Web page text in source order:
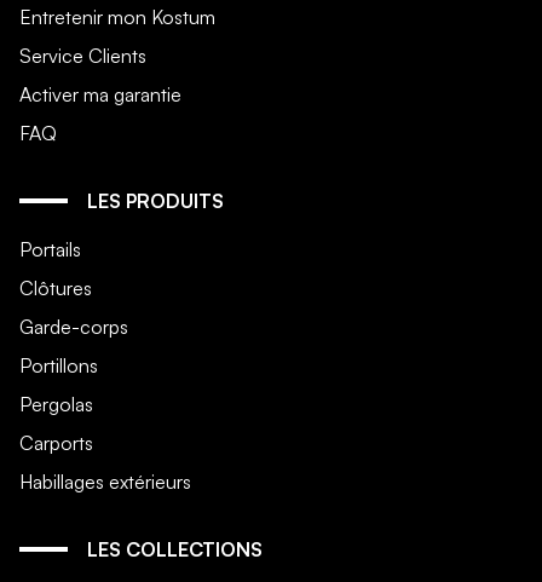
Entretenir mon Kostum
Service Clients
Activer ma garantie
FAQ
LES PRODUITS
Portails
Clôtures
Garde-corps
Portillons
Pergolas
Carports
Habillages extérieurs
LES COLLECTIONS